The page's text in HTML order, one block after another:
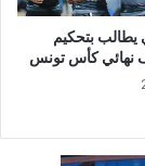
يطالب بتحكيم
نهائي كأس تونس